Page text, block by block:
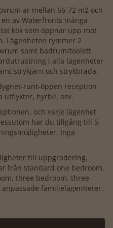
är mellan 66-72 m2 och
av Waterfronts många
kök som öppnar upp mot
Lägenheten rymmer 2
samt badrum/toalett
i alla lägenheter
strykjärn och strykbräda.
runt-öppen reception
utflykter, hyrbil, osv.
och varje lägenhet
har du tillgång till 5
Inga
till uppgradering,
från standard one bedroom,
three bedroom, three
familjelägenheter.